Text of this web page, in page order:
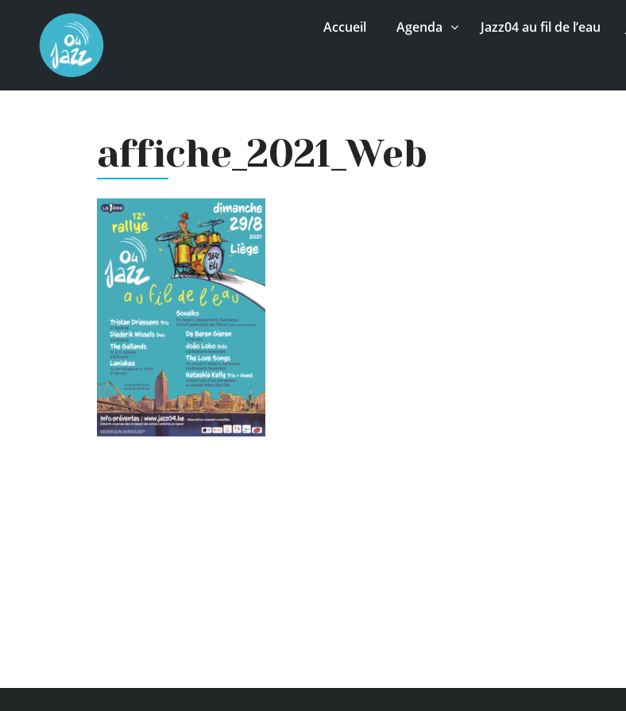
Accueil Agenda Jazz04 au fil de l’eau
affiche_2021_Web